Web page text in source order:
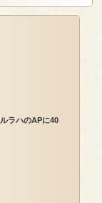
ラハのAPに40